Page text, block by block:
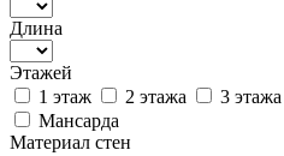
Длина
Этажей
1 этаж
2 этажа
3 этажа
Мансарда
Материал стен